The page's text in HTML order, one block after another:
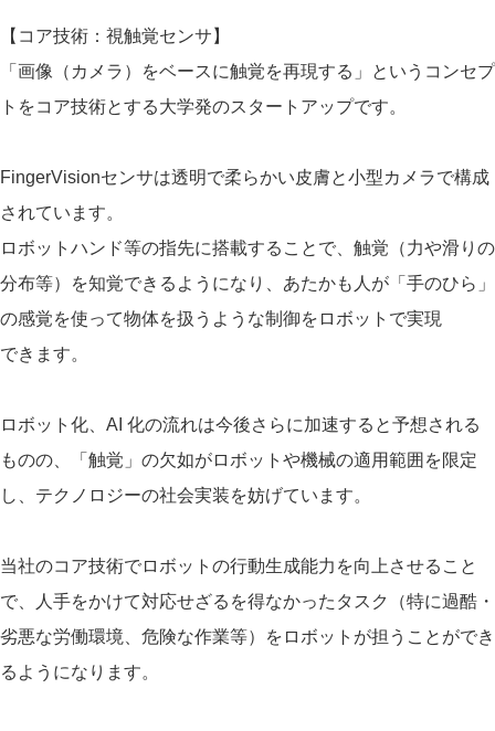
​【コア技術：視触覚センサ】
「画像（カメラ）をベースに触覚を再現する」というコンセプ
トをコア技術とする大学発のスタートアップです。
FingerVisionセンサは透明で柔らかい皮膚と小型カメラで構成
されています。
ロボットハンド等の指先に搭載することで、触覚（力や滑りの
分布等）を知覚できるようになり、あたかも人が「手のひら」
の感覚を使って物体を扱うような制御をロボットで実現
できます。
ロボット化、AI 化の流れは今後さらに加速すると予想される
ものの、「触覚」の⽋如がロボットや機械の適⽤範囲を限定
し、テクノロジーの社会実装を妨げています。
当社のコア技術でロボットの⾏動⽣成能⼒を向上させること
で、⼈⼿をかけて対応せざるを得なかったタスク（特に過酷・
劣悪な労働環境、危険な作業等）をロボットが担うことができ
るようになります。